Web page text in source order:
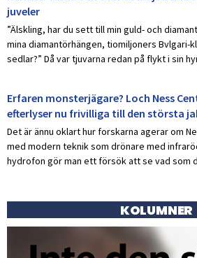
juveler
”Älskling, har du sett till min guld- och
mina diamantörhängen, tiomiljoners Bvlgari-
sedlar?” Då var tjuvarna redan på flykt i sin
Erfaren monsterjägare? Loch Ness
efterlyser nu frivilliga till den största
Det är ännu oklart hur forskarna agerar om
med modern teknik som drönare med
hydrofon gör man ett försök att se vad som
KOLUMNER